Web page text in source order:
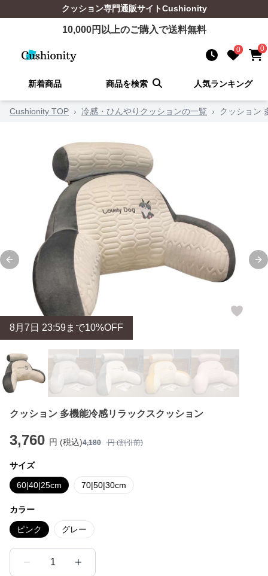
クッション専門通販サイトCushionity
10,000円以上のご購入で送料無料
0 0
新着商品 商品を検索 人気ランキング
Cushionity TOP › 冷感・ひんやりクッションの一覧 › クッション
Previous slide
8月 7 日 23:59まで10%OFF
クッション 多機能冷感リラックスクッション
3,760 円 (税込)4,180 円 (割引前)
サイズ
60|40|25cm 70|50|30cm
カラー
ピンク グレー
1